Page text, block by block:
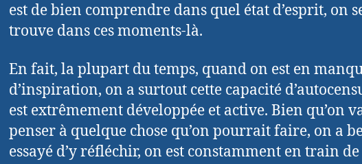
est de bien comprendre dans quel état d’esprit, on
trouve dans ces moments-là.
En fait, la plupart du temps, quand on est en
d’inspiration, on a surtout cette capacité
est extrêmement développée et active. Bien qu’on
penser à quelque chose qu’on pourrait faire, on a
essayé d’y réfléchir, on est constamment en train de